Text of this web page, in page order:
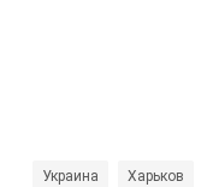
Украина Харьков